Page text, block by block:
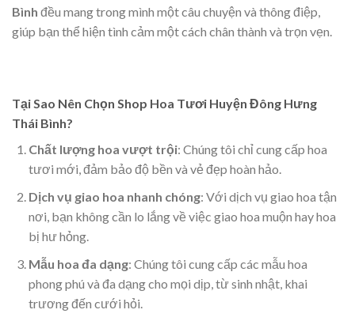
Bình đều mang trong mình một câu chuyện và thông điệp,
giúp bạn thể hiện tình cảm một cách chân thành và trọn vẹn.
Tại Sao Nên Chọn Shop Hoa Tươi Huyện Đông Hưng
Thái Bình?
Chất lượng hoa vượt trội: Chúng tôi chỉ cung cấp hoa
tươi mới, đảm bảo độ bền và vẻ đẹp hoàn hảo.
Dịch vụ giao hoa nhanh chóng: Với dịch vụ giao hoa tận
nơi, bạn không cần lo lắng về việc giao hoa muộn hay hoa
bị hư hỏng.
Mẫu hoa đa dạng: Chúng tôi cung cấp các mẫu hoa
phong phú và đa dạng cho mọi dịp, từ sinh nhật, khai
trương đến cưới hỏi.